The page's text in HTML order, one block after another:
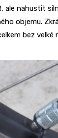
ale nahustit
objemu.
bez